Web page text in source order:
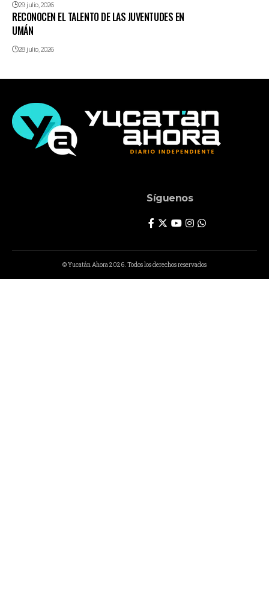
29 julio, 2026
RECONOCEN EL TALENTO DE LAS JUVENTUDES EN
UMÁN
28 julio, 2026
Síguenos
© Yucatán Ahora 2026. Todos los derechos reservados